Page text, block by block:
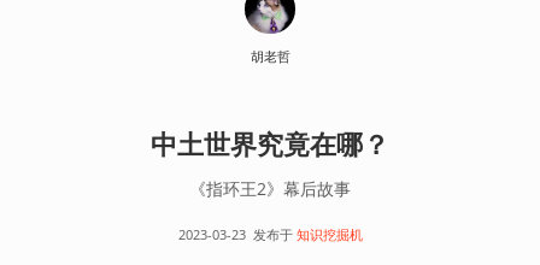
胡老哲
中土世界究竟在哪？
《指环王2》幕后故事
2023-03-23 发布于 知识挖掘机